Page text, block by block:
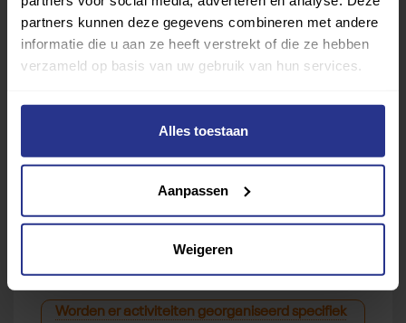
partners kunnen deze gegevens combineren met andere
informatie die u aan ze heeft verstrekt of die ze hebben
verzameld op basis van uw gebruik van hun services.
Alles toestaan
Aanpassen
Weigeren
Worden leden en/of ouders van het aangepast
sportaanbod betrokken bij de sportaanbieder?
Worden er gezamenlijke activiteiten
sportaanbod? (niet van toepassing voor
aanbieder met enkel aangepast sportaanbod)?
Worden er activiteiten georganiseerd specifiek